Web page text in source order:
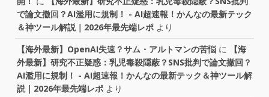
で論文撤回？AI濫用に規制！ - AI超速報！かんなの最新テック
＆神ツール解説｜2026年最先端レポ より
【海外最新】OpenAI失速？サム・アルトマンの苦悩 に
【海
外最新】研究不正疑惑：乳児毒殺隠蔽？SNS批判で論文撤回？
AI濫用に規制！ - AI超速報！かんなの最新テック＆神ツール解
説｜2026年最先端レポ より